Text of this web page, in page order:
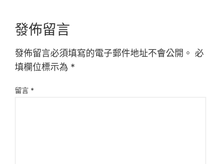
發佈留言
發佈留言必須填寫的電子郵件地址不會公開。 必
填欄位標示為 *
留言 *